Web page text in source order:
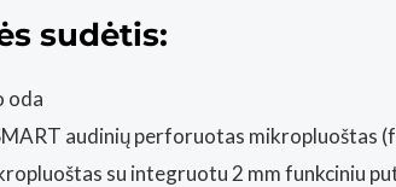
sudėtis:
oda
audinių perforuotas mikropluoštas
su integruotu 2 mm funkciniu